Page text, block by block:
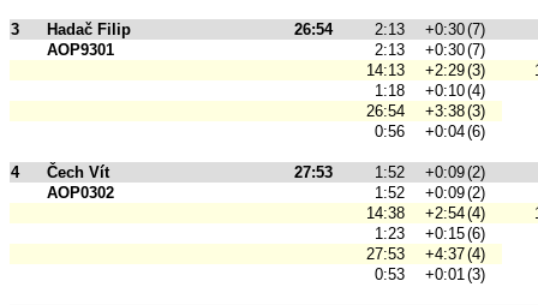
3 Hadač Filip 26:54 2:13 +0:30(7)
AOP9301
2:13 +0:30(7)
14:13
+2:29(3)
1:18
+0:10(4)
26:54
+3:38(3)
0:56
+0:04(6)
4 Čech Vít 27:53 1:52 +0:09(2)
AOP0302
1:52 +0:09(2)
14:38
+2:54(4)
1:23
+0:15(6)
27:53
+4:37(4)
0:53
+0:01(3)